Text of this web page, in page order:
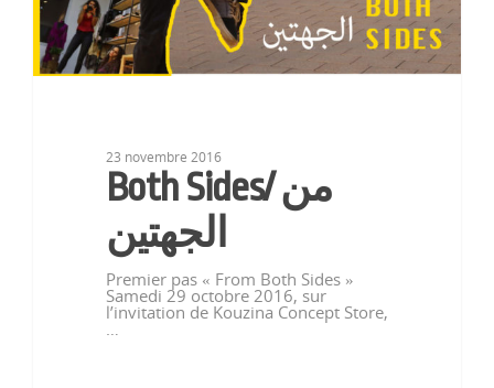
23 novembre 2016
Both Sides/ من
الجهتين
Premier pas « From Both Sides »
Samedi 29 octobre 2016, sur
l’invitation de Kouzina Concept Store,